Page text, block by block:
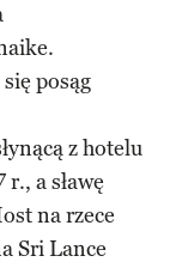
posąg
z hotelu
a sławę
na rzece
Sri Lance